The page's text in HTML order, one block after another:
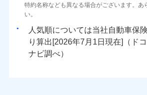
特約名称なども異なる場合がございます。あ
い。
人気順については当社
り算出[
年 月
日現在]（ド
ナビ調べ）